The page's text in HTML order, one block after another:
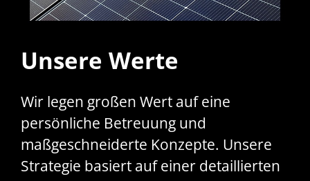
Unsere Werte
Wir legen großen Wert auf eine
persönliche Betreuung und
maßgeschneiderte Konzepte. Unsere
Strategie basiert auf einer detaillierten